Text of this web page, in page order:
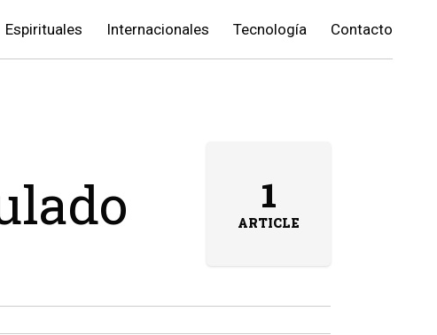
Espirituales Internacionales Tecnología Contacto
1
ARTICLE